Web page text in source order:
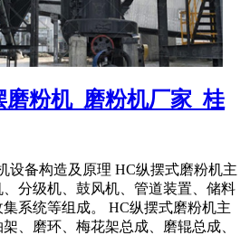
磨粉机_磨粉机厂家_桂
设备构造及原理 HC纵摆式磨粉机主
分级机、鼓风机、管道装置、储料
系统等组成。 HC纵摆式磨粉机主
、磨环、梅花架总成、磨辊总成、